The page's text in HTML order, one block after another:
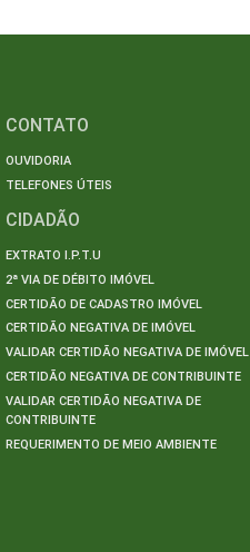
CONTATO
OUVIDORIA
TELEFONES ÚTEIS
CIDADÃO
EXTRATO I.P.T.U
2ª VIA DE DÉBITO IMÓVEL
CERTIDÃO DE CADASTRO IMÓVEL
CERTIDÃO NEGATIVA DE IMÓVEL
VALIDAR CERTIDÃO NEGATIVA DE IMÓVEL
CERTIDÃO NEGATIVA DE CONTRIBUINTE
VALIDAR CERTIDÃO NEGATIVA DE
CONTRIBUINTE
REQUERIMENTO DE MEIO AMBIENTE